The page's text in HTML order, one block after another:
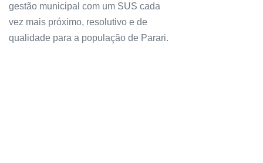
gestão municipal com um SUS cada
vez mais próximo, resolutivo e de
qualidade para a população de Parari.